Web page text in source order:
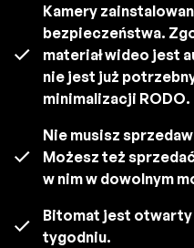
Kamery
bezpieczeństwa.
materiał wideo jest
nie jest już
minimalizacji RODO.
Nie musisz
Możesz też
w nim w dowolnym
Bitomat jest otwarty
tygodniu.